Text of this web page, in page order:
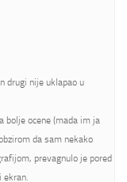
drugi nije uklapao u
bolje ocene (mada im ja
da sam nekako
prevagnulo je pored
ekran.